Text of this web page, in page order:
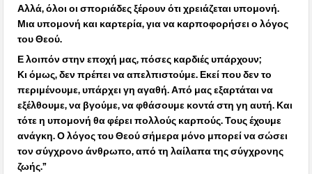
Αλλά, όλοι οι σποριάδες ξέρουν ότι χρειάζεται υπομονή.
Μια υπομονή και καρτερία, για να καρποφορήσει ο λόγος
του Θεού.
Ε λοιπόν στην εποχή μας, πόσες καρδιές υπάρχουν;
Κι όμως, δεν πρέπει να απελπιστούμε. Εκεί που δεν το
περιμένουμε, υπάρχει γη αγαθή. Από μας εξαρτάται να
εξέλθουμε, να βγούμε, να φθάσουμε κοντά στη γη αυτή. Και
τότε η υπομονή θα φέρει πολλούς καρπούς. Τους έχουμε
ανάγκη. Ο λόγος του Θεού σήμερα μόνο μπορεί να σώσει
τον σύγχρονο άνθρωπο, από τη λαίλαπα της σύγχρονης
ζωής.”